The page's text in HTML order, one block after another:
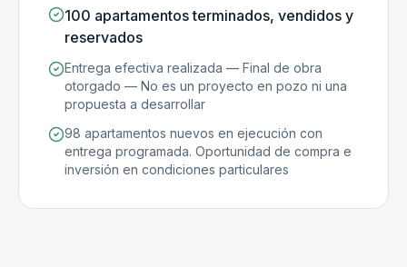
100 apartamentos terminados, vendidos y
reservados
Entrega efectiva realizada — Final de obra
otorgado — No es un proyecto en pozo ni una
propuesta a desarrollar
98 apartamentos nuevos en ejecución con
entrega programada. Oportunidad de compra e
inversión en condiciones particulares